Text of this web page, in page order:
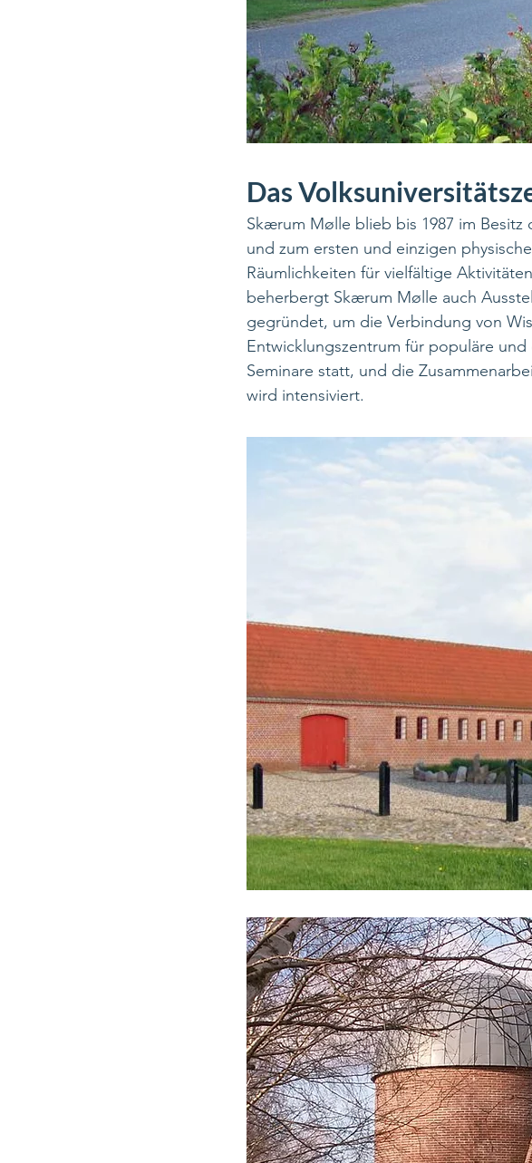
Das
Skærum Mølle blieb bis 1987 im Besitz
und zum ersten und einzigen
Räumlichkeiten für vielfältige
beherbergt Skærum Mølle auch
gegründet, um die Verbindung von
Entwicklungszentrum für populäre
Seminare statt, und die
wird intensiviert.